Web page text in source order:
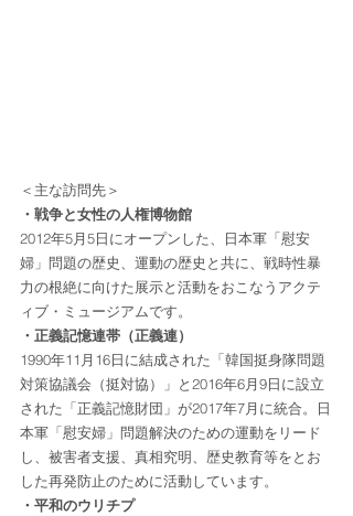
＜主な訪問先＞
・戦争と女性の人権博物館
2012年5月5日にオープンした、日本軍「慰安
婦」問題の歴史、運動の歴史と共に、戦時性暴
力の根絶に向けた展示と活動をおこなうアクテ
ィブ・ミュージアムです。
・正義記憶連帯（正義連）
1990年11月16日に結成された「韓国挺身隊問題
対策協議会（挺対協）」と2016年6月9日に設立
された「正義記憶財団」が2017年7月に統合。日
本軍「慰安婦」問題解決のための運動をリード
し、被害者支援、真相究明、歴史教育等をとお
した再発防止のために活動しています。
・平和のウリチプ